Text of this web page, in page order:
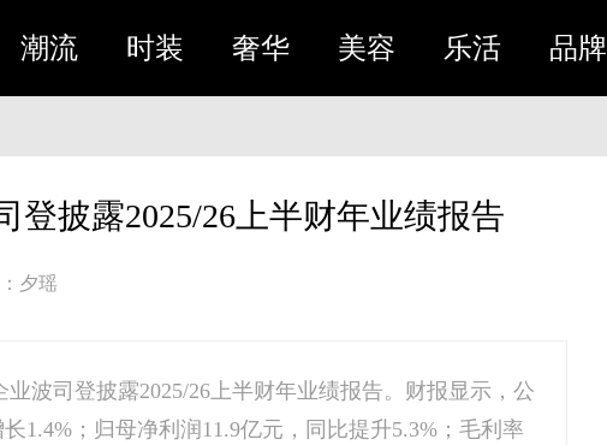
潮流 时装 奢华 美容 乐活 品牌
登披露2025/26上半财年业绩报告
夕瑶
波司登披露2025/26上半财年业绩报告。财报显示，公
1.4%；归母净利润11.9亿元，同比提升5.3%；毛利率